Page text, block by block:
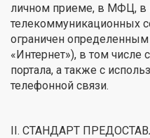
личном приеме, в МФЦ, в
телекоммуникационных
ограничен
«Интернет»), в том числе
портала, а также с
телефонной связи.
II. СТАНДАРТ